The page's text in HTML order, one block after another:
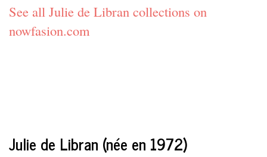
See all Julie de Libran collections on
nowfasion.com
Julie de Libran (née en 1972)